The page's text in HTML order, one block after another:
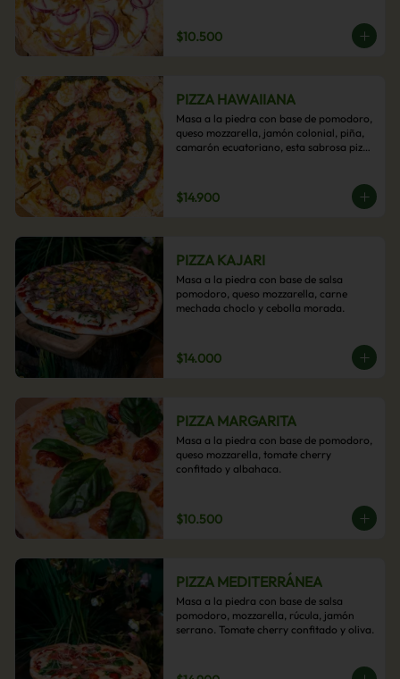
$10.500
PIZZA HAWAIIANA
Masa a la piedra con base de pomodoro,
queso mozzarella, jamón colonial, piña,
camarón ecuatoriano, esta sabrosa pizza
$14.900
PIZZA KAJARI
Masa a la piedra con base de salsa
pomodoro, queso mozzarella, carne
mechada choclo y cebolla morada.
$14.000
PIZZA MARGARITA
Masa a la piedra con base de pomodoro,
queso mozzarella, tomate cherry
confitado y albahaca.
$10.500
PIZZA MEDITERRÁNEA
Masa a la piedra con base de salsa
pomodoro, mozzarella, rúcula, jamón
serrano. Tomate cherry confitado y oliva.